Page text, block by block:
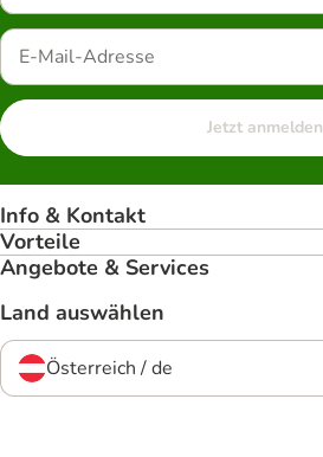
Jetzt anmelden
Info & Kontakt
Vorteile
Angebote & Services
Land auswählen
Österreich / de